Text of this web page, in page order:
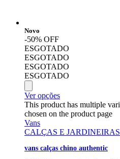
Novo
-50% OFF
ESGOTADO
ESGOTADO
ESGOTADO
ESGOTADO
Ver opções
This product has multiple
chosen on the product page
Vans
CALÇAS E JARDINEIRAS
vans calças chino authentic